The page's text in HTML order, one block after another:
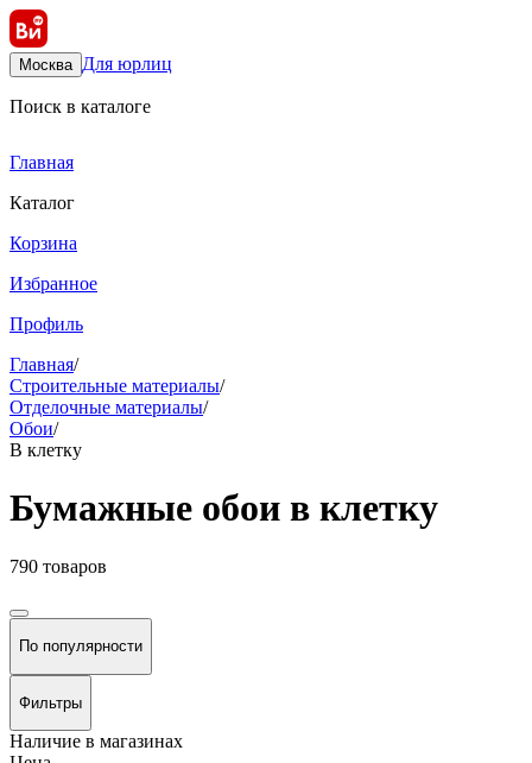
Москва Для юрлиц
Поиск в каталоге
Главная
Каталог
Корзина
Избранное
Профиль
Главная/
Строительные материалы/
Отделочные материалы/
Обои/
В клетку
Бумажные обои в клетку
790 товаров
По популярности
Фильтры
Наличие в магазинах